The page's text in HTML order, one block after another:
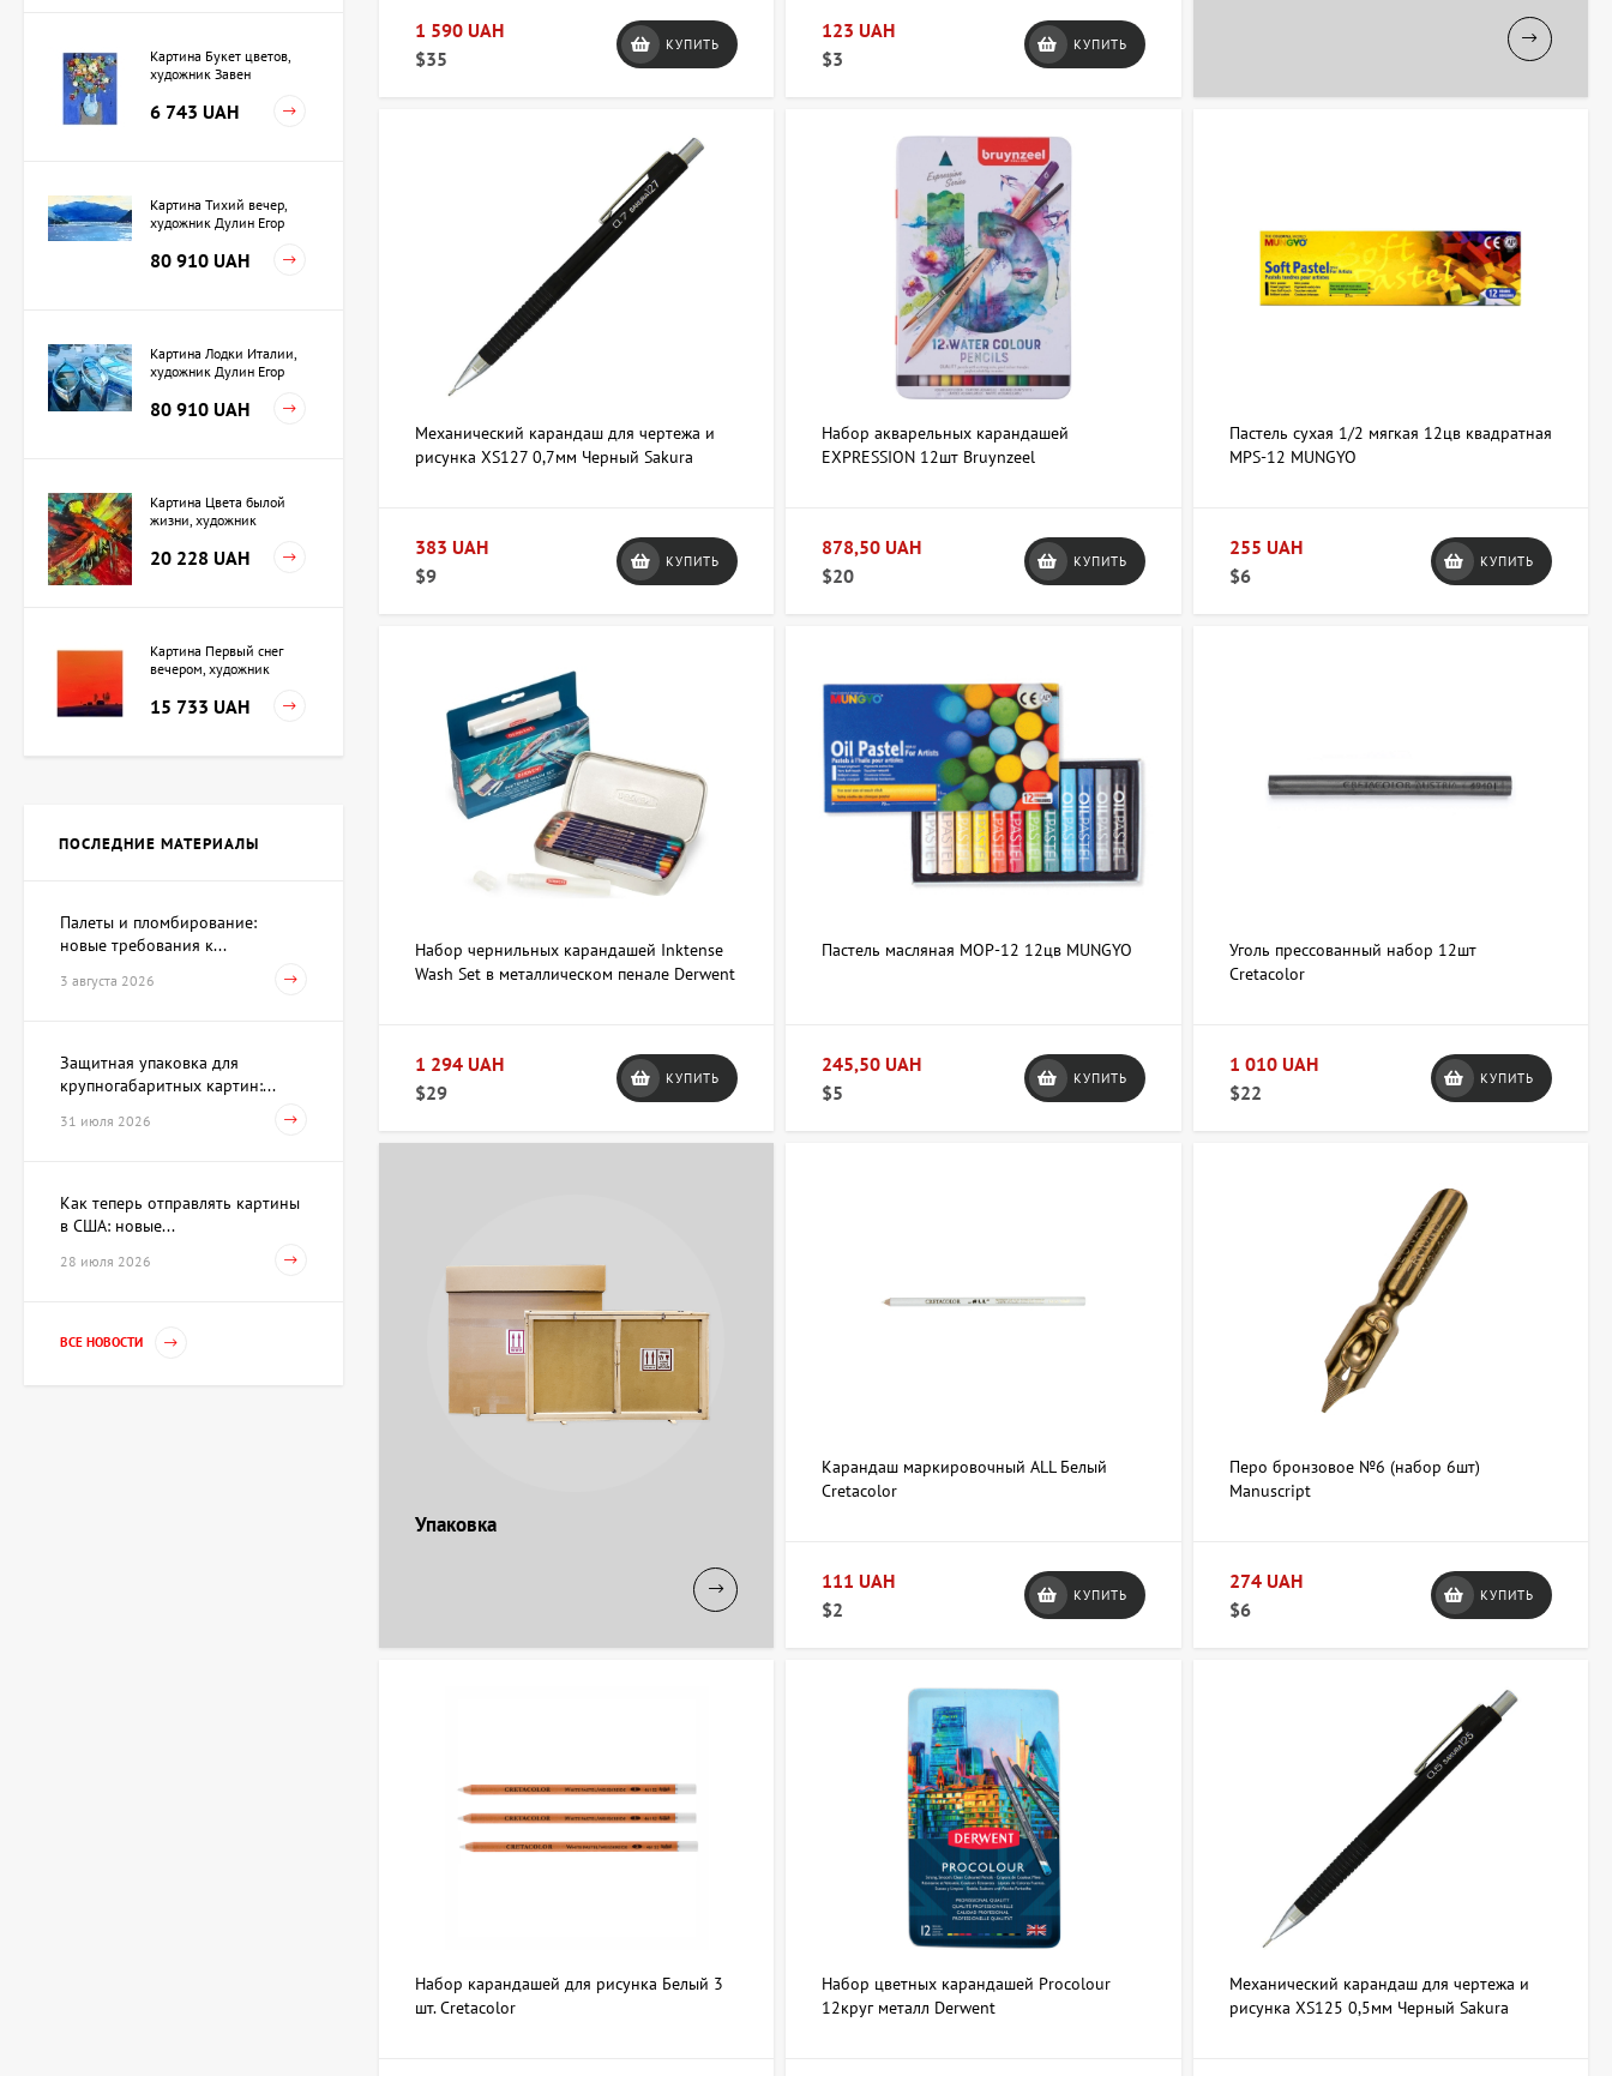
1 590 UAH
$35
КУПИТЬ
123 UAH
$3
КУПИТЬ
Механический карандаш для чертежа и
рисунка XS127 0,7мм Черный Sakura
383 UAH
$9
КУПИТЬ
Набор акварельных карандашей
EXPRESSION 12шт Bruynzeel
878,50 UAH
$20
КУПИТЬ
Пастель сухая 1/2 мягкая 12цв квадратная
MPS-12 MUNGYO
255 UAH
$6
КУПИТЬ
Набор чернильных карандашей Inktense
Wash Set в металлическом пенале Derwent
1 294 UAH
$29
КУПИТЬ
Пастель масляная MOP-12 12цв MUNGYO
245,50 UAH
$5
КУПИТЬ
Уголь прессованный набор 12шт
Cretacolor
1 010 UAH
$22
КУПИТЬ
Упаковка
Карандаш маркировочный ALL Белый
Cretacolor
111 UAH
$2
КУПИТЬ
Перо бронзовое №6 (набор 6шт)
Manuscript
274 UAH
$6
КУПИТЬ
Набор карандашей для рисунка Белый 3
шт. Cretacolor
Набор цветных карандашей Procolour
12круг металл Derwent
Механический карандаш для чертежа и
рисунка XS125 0,5мм Черный Sakura
Картина Букет цветов,
художник Завен
6 743 UAH
Картина Тихий вечер,
художник Дулин Егор
80 910 UAH
Картина Лодки Италии,
художник Дулин Егор
80 910 UAH
Картина Цвета былой
жизни, художник
20 228 UAH
Картина Первый снег
вечером, художник
15 733 UAH
Цена по
Скульптура Поиск себя,
Акварель Заговор Амура и
Венеры, художник Павлов
ПОСЛЕДНИЕ МАТЕРИАЛЫ
Палеты и пломбирование:
новые требования к...
3 августа 2026
Защитная упаковка для
крупногабаритных картин:...
31 июля 2026
Как теперь отправлять картины
в США: новые...
28 июля 2026
ВСЕ НОВОСТИ